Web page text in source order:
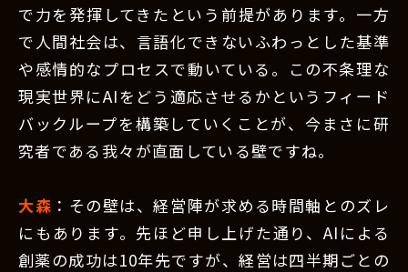
で力を発揮してきたという前提があります。一方
で人間社会は、言語化できないふわっとした基準
や感情的なプロセスで動いている。この不条理な
現実世界にAIをどう適応させるかというフィード
バックループを構築していくことが、今まさに研
究者である我々が直面している壁ですね。
大森 ：その壁は、経営陣が求める時間軸とのズレ
にもあります。先ほど申し上げた通り、AIによる
創薬の成功は10年先ですが、経営は四半期ごとの